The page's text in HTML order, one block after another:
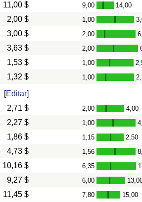
11,00 $ 9,00 - 14,00
2,00 $ 1,00 -
3,00 $ 2,00 -
3,63 $ 2,00 -
1,53 $ 1,00 -
1,32 $ 1,00 -
[Editar]
2,71 $ 2,00 - 4,00
2,27 $ 1,00 -
1,86 $ 1,15 - 2,50
4,73 $ 1,56 -
10,16 $ 6,35 -
9,27 $ 6,00 -
11,45 $ 7,80 - 15,00